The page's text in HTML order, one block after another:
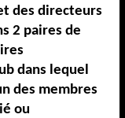
des directeurs
2 paires de
dans lequel
des membres
ou